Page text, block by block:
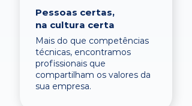
Pessoas certas,
na cultura certa
Mais do que competências
técnicas, encontramos
profissionais que
compartilham os valores da
sua empresa.